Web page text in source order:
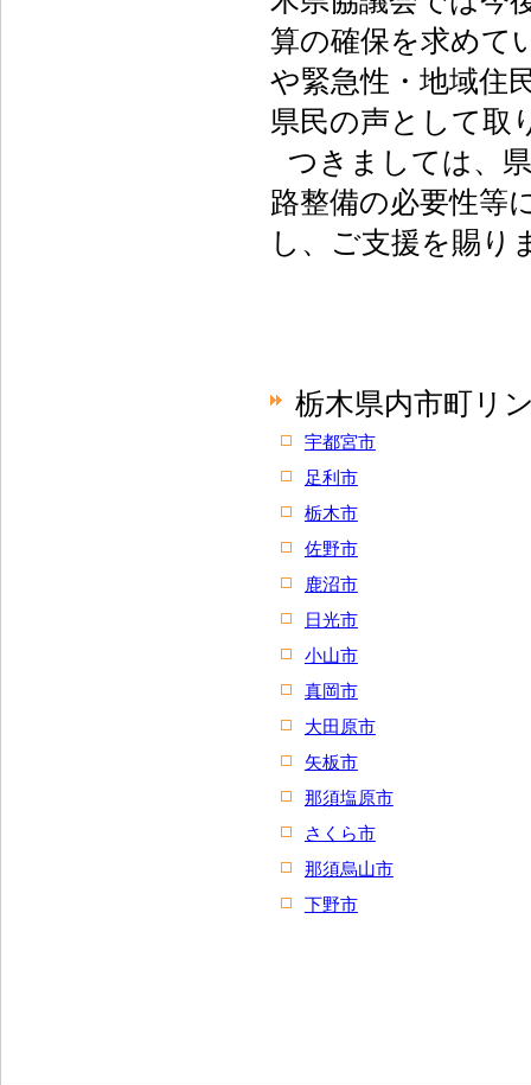
算の確保を求めて
や緊急性・地域住
県民の声として取
つきましては、
路整備の必要性等
し、ご支援を賜り
栃木県内市町リ
宇都宮市
足利市
栃木市
佐野市
鹿沼市
日光市
小山市
真岡市
大田原市
矢板市
那須塩原市
さくら市
那須烏山市
下野市